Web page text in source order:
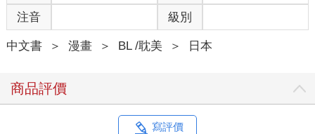
注音 級別
中文書 ＞ 漫畫 ＞ BL /耽美 ＞ 日本
商品評價
寫評價